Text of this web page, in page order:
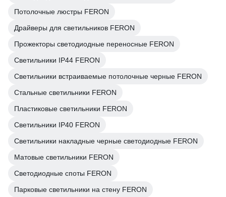
Потолочные люстры FERON
Драйверы для светильников FERON
Прожекторы светодиодные переносные FERON
Светильники IP44 FERON
Светильники встраиваемые потолочные черные FERON
Стальные светильники FERON
Пластиковые светильники FERON
Светильники IP40 FERON
Светильники накладные черные светодиодные FERON
Матовые светильники FERON
Светодиодные споты FERON
Парковые светильники на стену FERON